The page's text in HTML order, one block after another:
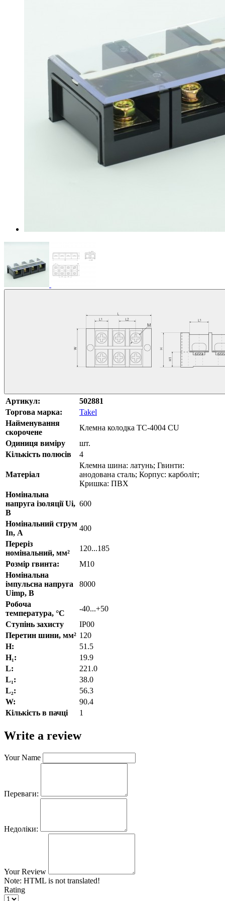
Артикул:
502881
Торгова марка:
Takel
Найменування
скорочене
Клемна колодка TC-4004 CU
Одиниця виміру
шт.
Кількість полюсів
4
Матеріал
Клемна шина: латунь; Гвинти:
анодована сталь; Корпус: карболіт;
Кришка: ПВХ
Номінальна
напруга ізоляції Ui,
В
600
Номінальний струм
In, А
400
Переріз
номінальний, мм²
120...185
Розмір гвинта:
M10
Номінальна
імпульсна напруга
Uimp, В
8000
Робоча
температура, °С
-40...+50
Ступінь захисту
IP00
Перетин шини, мм² 120
H:
51.5
H₁:
19.9
L:
221.0
L₁:
38.0
L₂:
56.3
W:
90.4
Кількість в пачці
1
Write a review
Your Name
Переваги:
Недоліки:
Your Review
Note: HTML is not translated!
Rating